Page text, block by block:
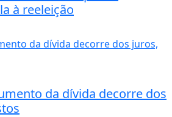
à reeleição
da dívida decorre dos